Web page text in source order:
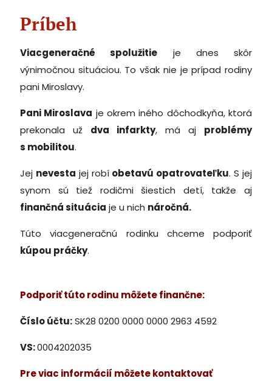
Príbeh
Viacgeneračné spolužitie je dnes skôr
výnimočnou situáciou. To však nie je prípad rodiny
pani Miroslavy.
Pani Miroslava je okrem iného dôchodkyňa, ktorá
prekonala už dva infarkty, má aj problémy
s mobilitou.
Jej nevesta jej robí obetavú opatrovateľku. S jej
synom sú tiež rodičmi šiestich detí, takže aj
finančná situácia je u nich náročná.
Túto viacgeneračnú rodinku chceme podporiť
kúpou práčky.
Podporiť túto rodinu môžete finančne:
Číslo účtu:SK28 0200 0000 0000 2963 4592
VS:0004202035
Pre viac informácií môžete kontaktovať